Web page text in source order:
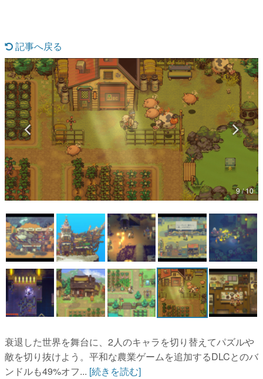
具体的な形から解き明かしていく、硬派で骨太な評論連載
です。
ゲームが変えた日本語
「経験値」「裏技」「ラスボス」… ゲームにまつわる言葉
の起源や用法の変遷を、コンピューター文化史研究家・タ
イニーP氏が徹底調査。
カテゴリ
特集記事
マンガ
女性向け
アプリレビュー
その他
電ファミニコゲーマーとは？
運営：株式会社マレ
記事へ戻る
9 / 10
衰退した世界を舞台に、2人のキャラを切り替えてパズルや
敵を切り抜けよう。平和な農業ゲームを追加するDLCとのバ
ンドルも49%オフ... [続きを読む]